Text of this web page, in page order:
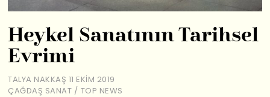
Heykel Sanatının Tarihsel
Evrimi
TALYA NAKKAŞ 11 EKIM 2019
ÇAĞDAŞ SANAT / TOP NEWS